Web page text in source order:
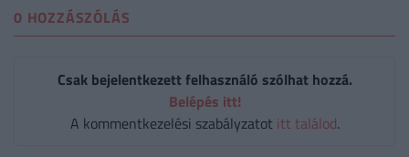
0 HOZZÁSZÓLÁS
Csak bejelentkezett felhasználó szólhat hozzá.
Belépés itt!
A kommentkezelési szabályzatot itt találod.